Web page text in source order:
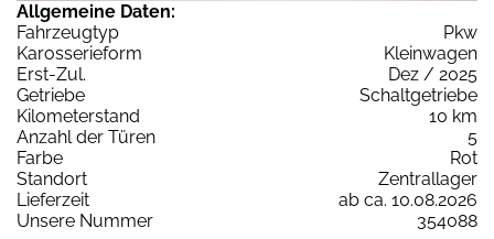
Allgemeine Daten:
Fahrzeugtyp
Pkw
Karosserieform
Kleinwagen
Erst-Zul.
Dez / 2025
Getriebe
Schaltgetriebe
Kilometerstand
10 km
Anzahl der Türen
5
Farbe
Rot
Standort
Zentrallager
Lieferzeit
ab ca. 10.08.2026
Unsere Nummer
354088